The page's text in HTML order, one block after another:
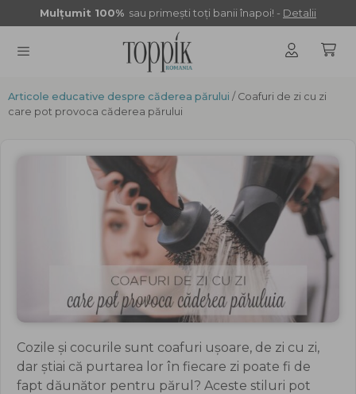
la
conținut
Mulţumit 100% sau primeşti toţi banii înapoi! - Detalii
MENU
Articole educative despre căderea părului / Coafuri de zi cu zi
care pot provoca căderea părului
Cozile și cocurile sunt coafuri ușoare, de zi cu zi,
dar știai că purtarea lor în fiecare zi poate fi de
fapt dăunător pentru părul? Aceste stiluri pot